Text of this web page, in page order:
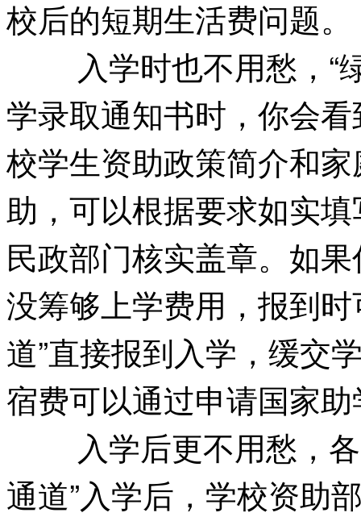
校后的短期生活费问题。
入学时也不用愁，“
学录取通知书时，你会
校学生资助政策简介和
助，可以根据要求如实
民政部门核实盖章。如
没筹够上学费用，报到
道”直接报到入学，缓交
宿费可以通过申请国家
入学后更不用愁，
通道”入学后，学校资助